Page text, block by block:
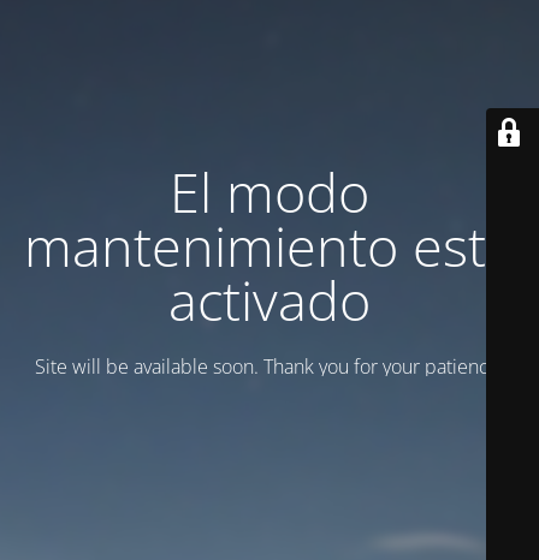
El modo
mantenimiento está
activado
Site will be available soon. Thank you for your patience!